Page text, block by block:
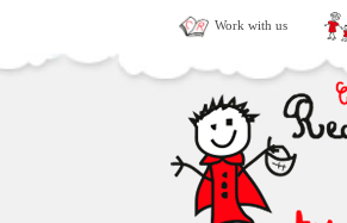
Work with us